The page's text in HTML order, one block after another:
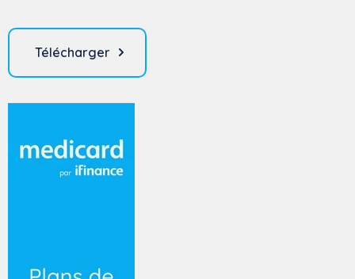
Télécharger